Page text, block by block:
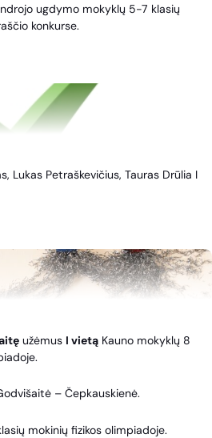
ugdymo mokyklų 5-7 klasių
konkurse.
Lukas Petraškevičius, Tauras Drūlia I
užėmus I vietą Kauno mokyklų 8
– Čepkauskienė.
mokinių fizikos olimpiadoje.